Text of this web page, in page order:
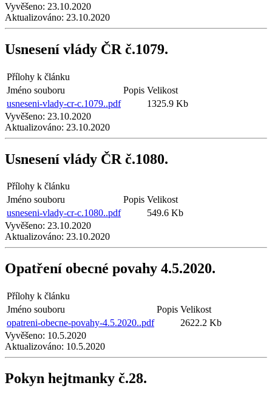
Vyvěšeno: 23.10.2020
Aktualizováno: 23.10.2020
Usnesení vlády ČR č.1079.
Přílohy k článku
Jméno souboru
Popis Velikost
usneseni-vlady-cr-c.1079..pdf
1325.9 Kb
Vyvěšeno: 23.10.2020
Aktualizováno: 23.10.2020
Usnesení vlády ČR č.1080.
Přílohy k článku
Jméno souboru
Popis Velikost
usneseni-vlady-cr-c.1080..pdf
549.6 Kb
Vyvěšeno: 23.10.2020
Aktualizováno: 23.10.2020
Opatření obecné povahy 4.5.2020.
Přílohy k článku
Jméno souboru
Popis Velikost
opatreni-obecne-povahy-4.5.2020..pdf
2622.2 Kb
Vyvěšeno: 10.5.2020
Aktualizováno: 10.5.2020
Pokyn hejtmanky č.28.